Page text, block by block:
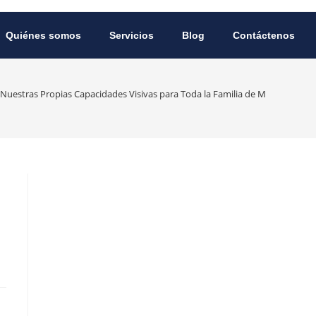
Quiénes somos Servicios Blog Contáctenos
Propias Capacidades Visivas para Toda la Familia de Modo Sano